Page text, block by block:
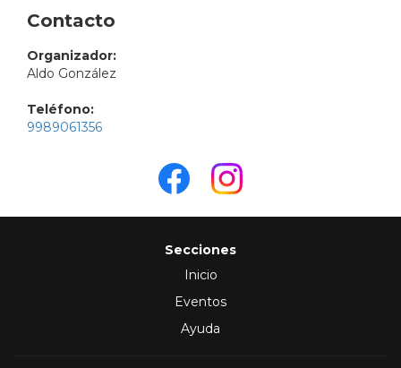
Contacto
Organizador:
Aldo González
Teléfono:
9989061356
Secciones
Inicio
Eventos
Ayuda